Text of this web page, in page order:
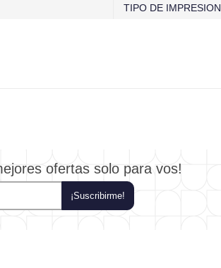
TIPO DE IMPRESION
ofertas solo para vos!
¡Suscribirme!